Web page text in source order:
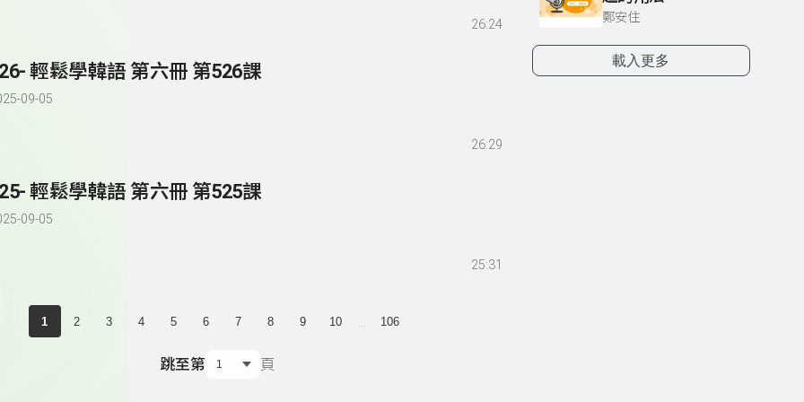
26:24
輕鬆學韓語 第六冊 第526課
09-05
26:29
輕鬆學韓語 第六冊 第525課
09-05
25:31
1 2 3 4 5 6 7 8 9 10 106
跳至第 頁
鄭安住
載入更多